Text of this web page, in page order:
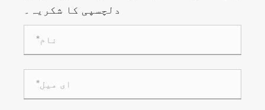
دلچسپی کا شکریہ۔